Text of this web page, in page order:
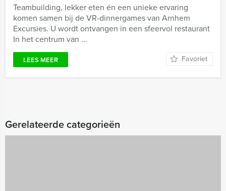
Teambuilding, lekker eten én een unieke ervaring
komen samen bij de VR-dinnergames van Arnhem
Excursies. U wordt ontvangen in een sfeervol restaurant
In het centrum van ...
LEES MEER Favoriet
Gerelateerde categorieën